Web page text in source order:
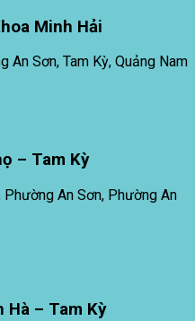
Minh Hải
An Sơn, Tam Kỳ, Quảng Nam
– Tam Kỳ
An Sơn, Phường An
Hà – Tam Kỳ